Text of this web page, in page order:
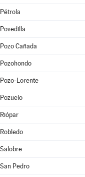
Pétrola
Povedilla
Pozo Cañada
Pozohondo
Pozo-Lorente
Pozuelo
Riópar
Robledo
Salobre
San Pedro